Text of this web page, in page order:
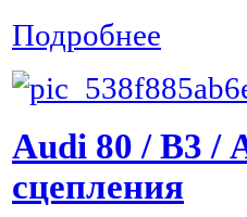
Подробнее
Audi 80 / B3 /
сцепления